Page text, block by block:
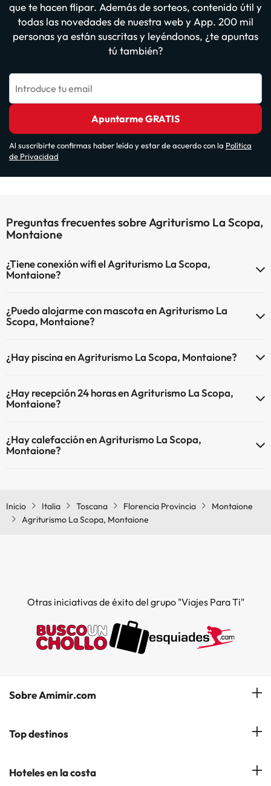
que te hacen flipar. Además de sorteos, contenido útil y
todas las novedades de nuestra web y App. 200 mil
personas ya están suscritas y leyéndonos, ¿te apuntas
tú también?
Introduce tu email
Apuntarme GRATIS
Al suscribirte confirmas haber leído y estar de acuerdo con la Política
de Privacidad
Preguntas frecuentes sobre Agriturismo La Scopa,
Montaione
¿Tiene conexión wifi el Agriturismo La Scopa,
Montaione?
¿Puedo alojarme con mascota en Agriturismo La
Scopa, Montaione?
petición y de pago directo en hotel). Consulta las condiciones.
¿Hay piscina en Agriturismo La Scopa, Montaione?
puede ser de pago) Aquí tienes más info sobre la piscina y otras
instalaciones.
¿Hay recepción 24 horas en Agriturismo La Scopa,
Montaione?
¿Hay calefacción en Agriturismo La Scopa,
Montaione?
Inicio
Italia Toscana Florencia Provincia
Montaione
Agriturismo La Scopa, Montaione
Otras iniciativas de éxito del grupo "Viajes Para Ti"
Sobre Amimir.com
¿Quiénes somos?
Gestionar mi reserva
Top destinos
Hoteles en Salou
Hoteles en la costa